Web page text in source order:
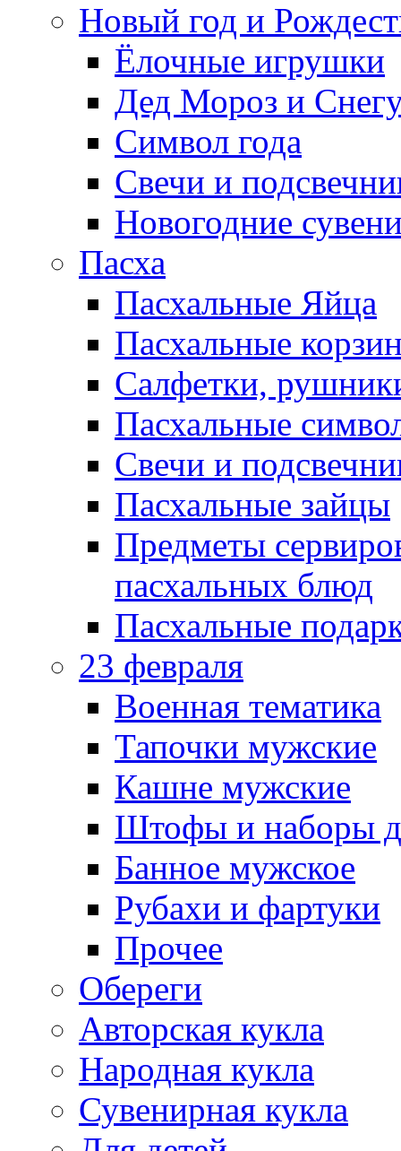
Новый год и
Ёлочные игрушки
Дед Мороз и
Символ года
Свечи и
Новогодние
Пасха
Пасхальные Яйца
Пасхальные
Салфетки,
Пасхальные
Свечи и
Пасхальные зайцы
Предметы
пасхальных блюд
Пасхальные
23 февраля
Военная тематика
Тапочки мужские
Кашне мужские
Штофы и наборы
Банное мужское
Рубахи и фартуки
Прочее
Обереги
Авторская кукла
Народная кукла
Сувенирная кукла